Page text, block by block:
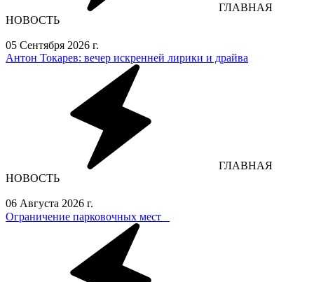
ГЛАВНАЯ
НОВОСТЬ
05 Сентября 2026 г.
Антон Токарев: вечер искренней лирики и драйва
ГЛАВНАЯ
НОВОСТЬ
06 Августа 2026 г.
Ограничение парковочных мест⁣⁣⠀